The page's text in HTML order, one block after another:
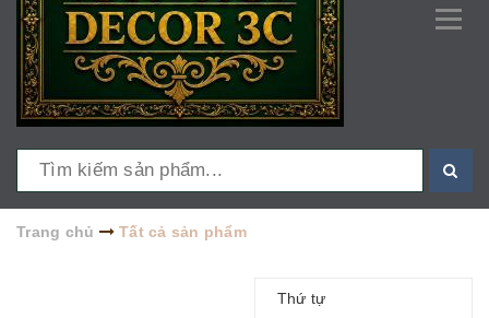
Trang chủ Tất cả sản phẩm
Thứ tự